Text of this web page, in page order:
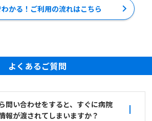
かる！ご利用の流れはこちら
よくあるご質問
問い合わせをすると、すぐに病院
報が渡されてしまいますか？